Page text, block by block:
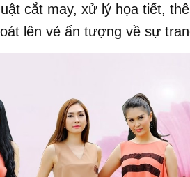
cắt may, xử lý họa tiết,
lên vẻ ấn tượng về sự